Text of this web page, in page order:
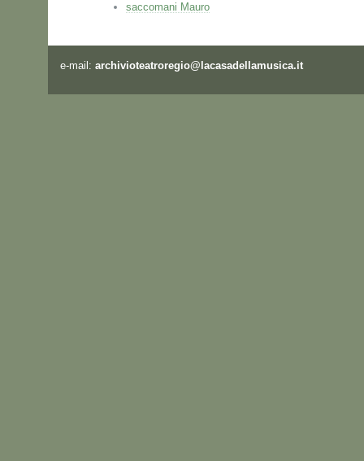
saccomani Mauro
e-mail: archivioteatroregio@lacasadellamusica.it